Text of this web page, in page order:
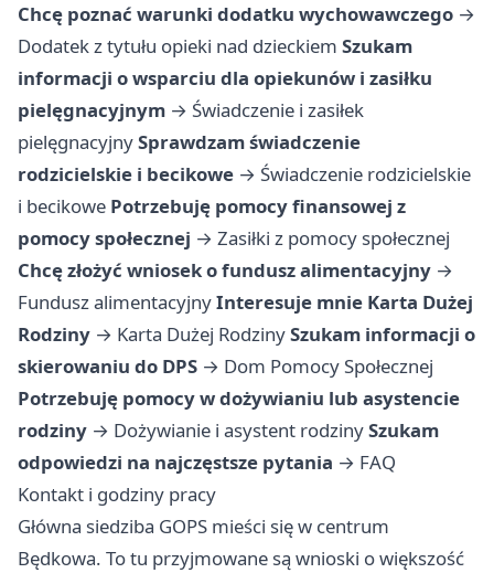
Chcę poznać warunki dodatku wychowawczego →
Dodatek z tytułu opieki nad dzieckiem Szukam
informacji o wsparciu dla opiekunów i zasiłku
pielęgnacyjnym → Świadczenie i zasiłek
pielęgnacyjnySprawdzam świadczenie
rodzicielskie i becikowe → Świadczenie rodzicielskie
i becikowe Potrzebuję pomocy finansowej z
pomocy społecznej → Zasiłki z pomocy społecznej
Chcę złożyć wniosek o fundusz alimentacyjny →
Fundusz alimentacyjnyInteresuje mnie Karta Dużej
Rodziny → Karta Dużej RodzinySzukam informacji o
skierowaniu do DPS → Dom Pomocy Społecznej
Potrzebuję pomocy w dożywianiu lub asystencie
rodziny → Dożywianie i asystent rodzinySzukam
odpowiedzi na najczęstsze pytania → FAQ
Kontakt i godziny pracy
Główna siedziba GOPS mieści się w centrum
Będkowa. To tu przyjmowane są wnioski o większość